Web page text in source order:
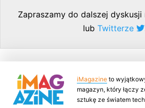
Zapraszamy do dalszej dyskusji
lub Twitterze
iMagazine to
magazyn, który łączy
sztukę ze światem